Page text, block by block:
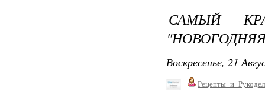
САМЫЙ
Воскресенье, 21